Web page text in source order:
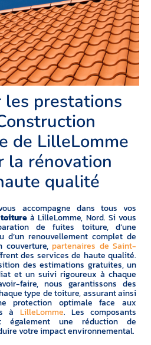
les prestations
de LilleLomme
la rénovation
qualité
accompagne dans tous vos
à LilleLomme, Nord. Si vous
de fuites toiture, d’une
d’un renouvellement complet de
couverture,partenaires de Saint-
des services de haute qualité.
des estimations gratuites, un
et un suivi rigoureux à chaque
faire, nous garantissons des
type de toiture, assurant ainsi
protection optimale face aux
à LilleLomme. Les composants
également une réduction de
votre impact environnemental.